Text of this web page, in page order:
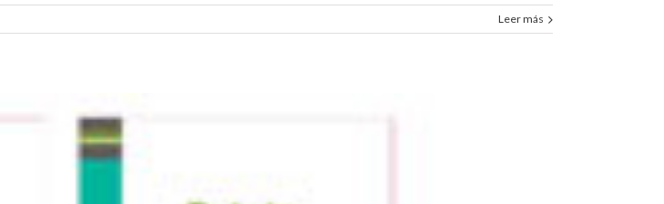
Leer más